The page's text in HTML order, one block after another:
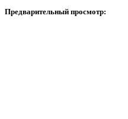
Предварительный просмотр: